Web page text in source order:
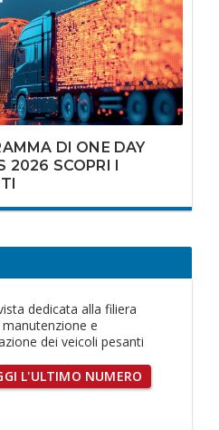
DI ONE DAY
2026 SCOPRI I
dedicata alla filiera
manutenzione e
dei veicoli pesanti
L'ULTIMO NUMERO